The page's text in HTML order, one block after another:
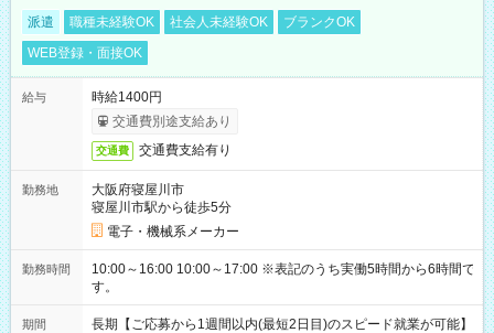
派遣 職種未経験OK 社会人未経験OK
ブランクOK
WEB登録・面接OK
給与
時給1400円
交通費別途支給あり
交通費 交通費支給有り
勤務地
大阪府寝屋川市
寝屋川市駅から徒歩5分
電子・機械系メーカー
勤務時間
10:00～16:00 10:00～17:00 ※表記のうち実働5時間から6時間で
す。
期間
長期【ご応募から1週間以内(最短2日目)のスピード就業が可能】